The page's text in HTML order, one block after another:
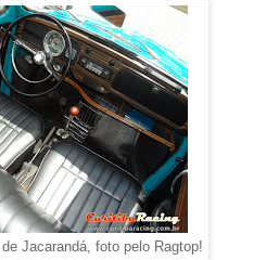
Jacarandá, foto pelo Ragtop!